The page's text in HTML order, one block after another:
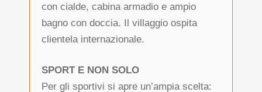
con cialde, cabina armadio e ampio
bagno con doccia. Il villaggio ospita
clientela internazionale.
SPORT E NON SOLO
Per gli sportivi si apre un’ampia scelta: